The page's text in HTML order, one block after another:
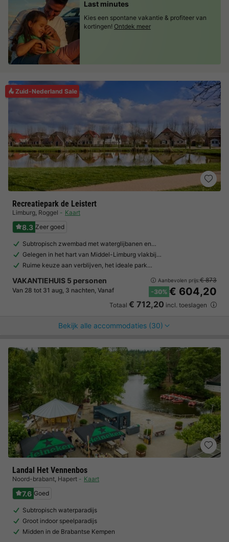
Zuid-Nederland Sale
Recreatiepark de Leistert
Limburg, Roggel Kaart
8.3 Zeer goed
Subtropisch zwembad met waterglijbanen en…
Gelegen in het hart van Middel-Limburg vlakbij…
Ruime keuze aan verblijven, het ideale park…
VAKANTIEHUIS 5 personen
Van 28 tot 31 aug, 3 nachten, Vanaf
Aanbevolen prijs:€ 873
-30% € 604,20
Totaal € 712,20 incl. toeslagen
Bekijk alle accommodaties (30)
Landal Het Vennenbos
Noord-brabant, Hapert Kaart
7.6 Goed
Subtropisch waterparadijs
Groot indoor speelparadijs
Midden in de Brabantse Kempen
Last minutes
Kies een spontane vakantie & profiteer van
kortingen! Ontdek meer